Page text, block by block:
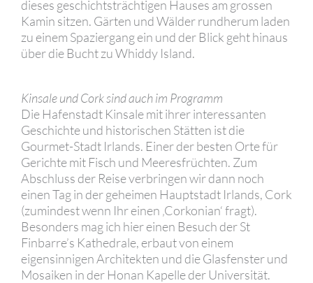
dieses geschichtsträchtigen Hauses am grossen
Kamin sitzen. Gärten und Wälder rundherum laden
zu einem Spaziergang ein und der Blick geht hinaus
über die Bucht zu Whiddy Island.
Kinsale und Cork sind auch im Programm
Die Hafenstadt Kinsale mit ihrer interessanten
Geschichte und historischen Stätten ist die
Gourmet-Stadt Irlands. Einer der besten Orte für
Gerichte mit Fisch und Meeresfrüchten. Zum
Abschluss der Reise verbringen wir dann noch
einen Tag in der geheimen Hauptstadt Irlands, Cork
(zumindest wenn Ihr einen ‚Corkonian‘ fragt).
Besonders mag ich hier einen Besuch der St
Finbarre’s Kathedrale, erbaut von einem
eigensinnigen Architekten und die Glasfenster und
Mosaiken in der Honan Kapelle der Universität.